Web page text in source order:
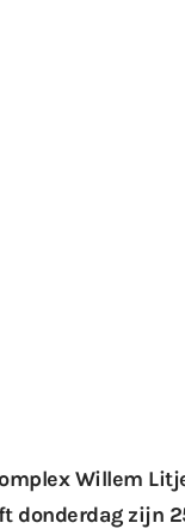
Willem
donderdag zijn